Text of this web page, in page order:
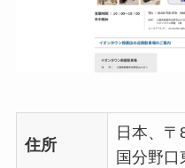
住所
日本、
国分野